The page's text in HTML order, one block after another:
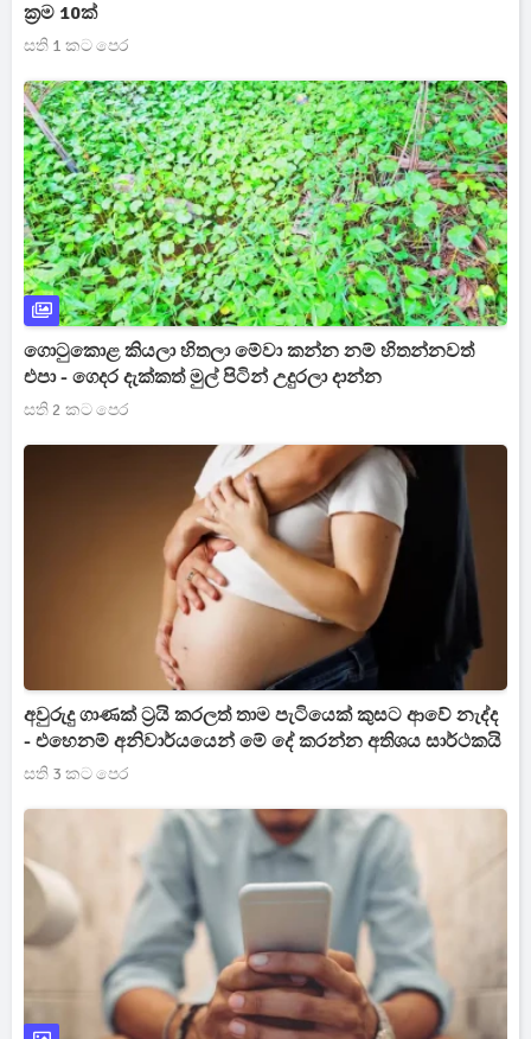
ක්‍රම 10ක්
සති 1 කට පෙර
ගොටුකොළ කියලා හිතලා මේවා කන්න නම් හිතන්නවත්
එපා - ගෙදර දැක්කත් මුල් පිටින් උදුරලා දාන්න
සති 2 කට පෙර
අවුරුදු ගාණක් ට්‍රයි කරලත් තාම පැටියෙක් කුසට ආවේ නැද්ද
- එහෙනම් අනිවාර්යයෙන් මේ දේ කරන්න අතිශය සාර්ථකයි
සති 3 කට පෙර